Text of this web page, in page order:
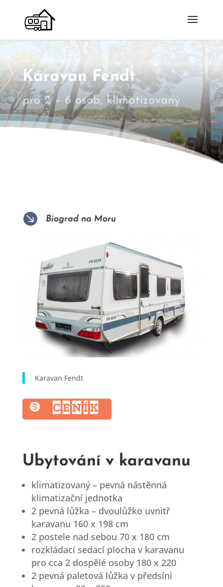
Karavan Fendt
pro 2 – 6 osob,klimatizovaný
 Biograd na Moru
Karavan Fendt
 CENÍK
Ubytování v karavanu
klimatizovaný – pevná nástěnná
klimatizační jednotka
2 pevná lůžka – dvoulůžko uvnitř
karavanu 160 x 198 cm
2 postele nad sebou 70 x 180 cm
rozkládací sedací plocha v karavanu
pro cca 2 dospělé osoby 180 x 220
2 pevná paletová lůžka v předsíni